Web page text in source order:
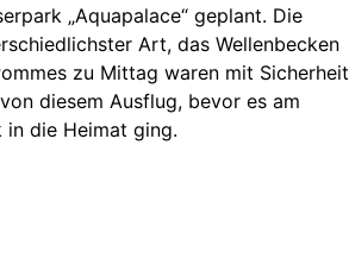
„Aquapalace“ geplant. Die
Art, das Wellenbecken
zu Mittag waren mit Sicherheit
diesem Ausflug, bevor es am
in die Heimat ging.